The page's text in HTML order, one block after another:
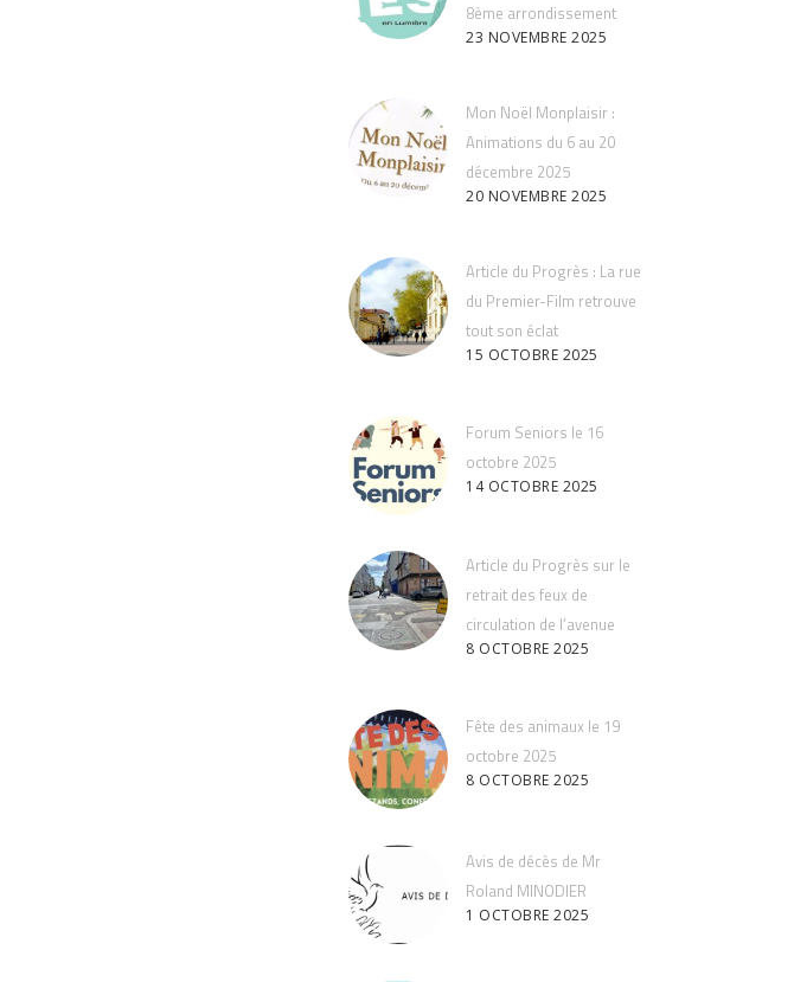
8ème arrondissement
23 NOVEMBRE 2025
Mon Noël Monplaisir :
Animations du 6 au 20
décembre 2025
20 NOVEMBRE 2025
Article du Progrès : La rue
du Premier-Film retrouve
tout son éclat
15 OCTOBRE 2025
Forum Seniors le 16
octobre 2025
14 OCTOBRE 2025
Article du Progrès sur le
retrait des feux de
circulation de l’avenue
8 OCTOBRE 2025
Fête des animaux le 19
octobre 2025
8 OCTOBRE 2025
Avis de décès de Mr
Roland MINODIER
1 OCTOBRE 2025